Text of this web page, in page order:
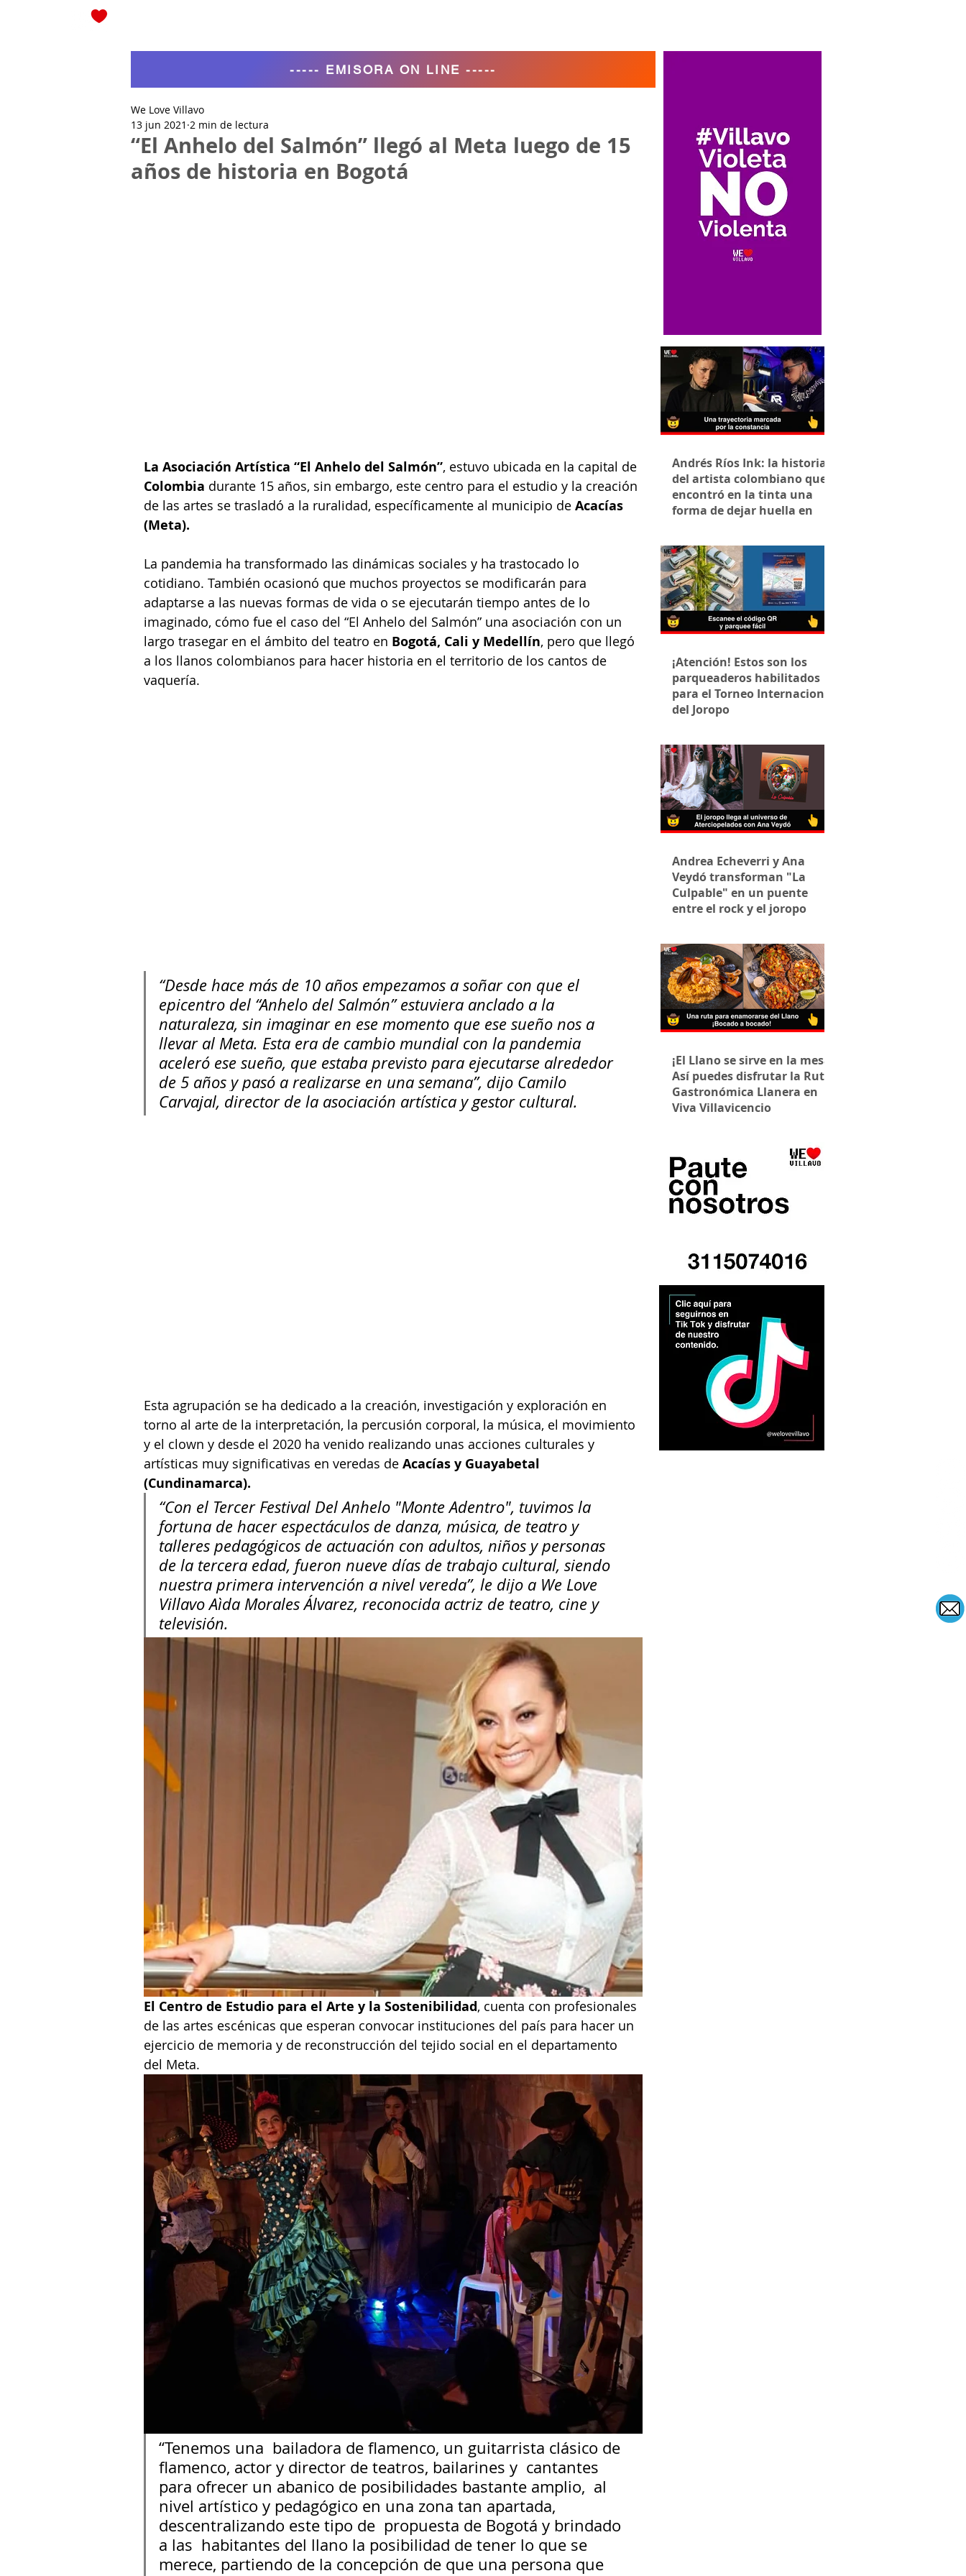
“El Anhelo del Salmón” llegó al Meta luego de 15
años de historia en Bogotá
We Love Villavo
13 jun 2021 2 min de lectura
La Asociación Artística “El Anhelo del Salmón”, estuvo ubicada en la capital de
Colombia durante 15 años, sin embargo, este centro para el estudio y la creación
de las artes se trasladó a la ruralidad, específicamente al municipio de Acacías
(Meta).
La pandemia ha transformado las dinámicas sociales y ha trastocado lo
cotidiano. También ocasionó que muchos proyectos se modificarán para
adaptarse a las nuevas formas de vida o se ejecutarán tiempo antes de lo
imaginado, cómo fue el caso del “El Anhelo del Salmón” una asociación con un
largo trasegar en el ámbito del teatro en Bogotá, Cali y Medellín, pero que llegó
a los llanos colombianos para hacer historia en el territorio de los cantos de
vaquería.
“Desde hace más de 10 años empezamos a soñar con que el
epicentro del “Anhelo del Salmón” estuviera anclado a la
naturaleza, sin imaginar en ese momento que ese sueño nos a
llevar al Meta. Esta era de cambio mundial con la pandemia
aceleró ese sueño, que estaba previsto para ejecutarse alrededor
de 5 años y pasó a realizarse en una semana”, dijo Camilo
Carvajal, director de la asociación artística y gestor cultural.
Esta agrupación se ha dedicado a la creación, investigación y exploración en
torno al arte de la interpretación, la percusión corporal, la música, el movimiento
y el clown y desde el 2020 ha venido realizando unas acciones culturales y
artísticas muy significativas en veredas de Acacías y Guayabetal
(Cundinamarca).
“Con el Tercer Festival Del Anhelo "Monte Adentro", tuvimos la
fortuna de hacer espectáculos de danza, música, de teatro y
talleres pedagógicos de actuación con adultos, niños y personas
de la tercera edad, fueron nueve días de trabajo cultural, siendo
nuestra primera intervención a nivel vereda”, le dijo a We Love
Villavo Aìda Morales Álvarez, reconocida actriz de teatro, cine y
televisión.
El Centro de Estudio para el Arte y la Sostenibilidad, cuenta con profesionales
de las artes escénicas que esperan convocar instituciones del país para hacer un
ejercicio de memoria y de reconstrucción del tejido social en el departamento
del Meta.
“Tenemos una  bailadora de flamenco, un guitarrista clásico de
flamenco, actor y director de teatros, bailarines y  cantantes
para ofrecer un abanico de posibilidades bastante amplio,  al
nivel artístico y pedagógico en una zona tan apartada,
descentralizando este tipo de  propuesta de Bogotá y brindado
a las  habitantes del llano la posibilidad de tener lo que se
merece, partiendo de la concepción de que una persona que
----- EMISORA ON LINE -----
Andrés Ríos Ink: la historia
del artista colombiano que
encontró en la tinta una
forma de dejar huella en
¡Atención! Estos son los
parqueaderos habilitados
para el Torneo Internacional
del Joropo
Andrea Echeverri y Ana
Veydó transforman "La
Culpable" en un puente
entre el rock y el joropo
¡El Llano se sirve en la mesa!
Así puedes disfrutar la Ruta
Gastronómica Llanera en
Viva Villavicencio